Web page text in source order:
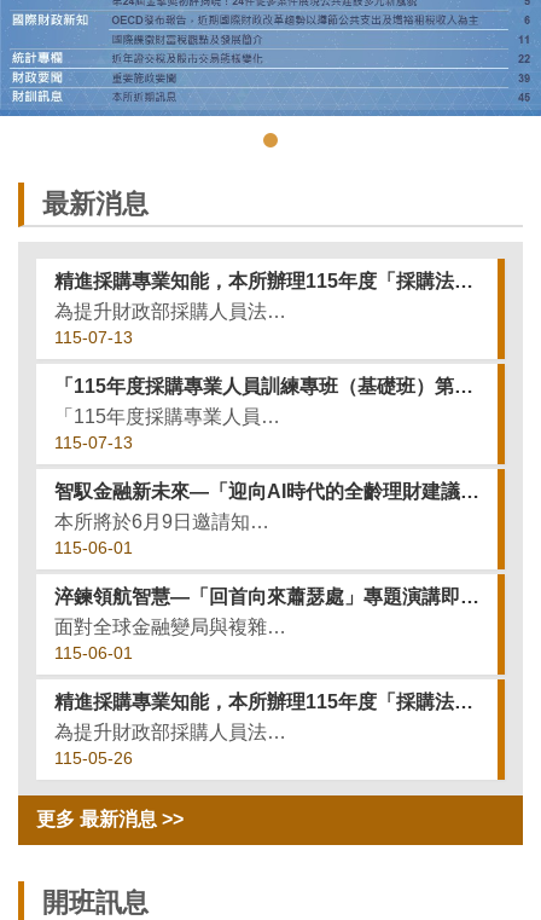
最新消息
精進採購專業知能，本所辦理115年度「採購法令與實務暨稽核技巧進階專題研習第3至4期」
為提升財政部採購人員法令實務與採購稽核專業素養，強化經驗交流及跨機關橫向聯繫，本所於6月12日下午邀請財政部採購稽核小組陳外聘稽核委員建良講授「政府採購法程序及實務案例研究」專題；7月3日下午邀請勞動...
115-07-13
「115年度採購專業人員訓練專班（基礎班）第2期」圓滿結訓，參訓學員取得及格證書比例達9成。
「115年度採購專業人員訓練專班（基礎班）第2期」培訓班期已順利結訓，並於115年6月8日舉行採購基礎人員測驗，以檢測參訓學員對政府採購法令與實務之學習成效。 本次參訓學員共計70人，全數準時到考。經...
115-07-13
智馭金融新未來—「迎向AI時代的全齡理財建議及防詐」專題演講即將舉行
本所將於6月9日邀請知名財經節目主持人夏韻芬老師，引領同仁強化全齡理財規劃能力，建立正確投資觀念，並傳授金融詐騙辨識與防範心法，在科技變局中守護財務安全，擁抱安定美好的未來。
115-06-01
淬鍊領航智慧—「回首向來蕭瑟處」專題演講即將登場
面對全球金融變局與複雜的行政挑戰，如何在壓力中保持定力並精進決策，是公務同仁的重要課題。本所將於6月5日特邀中央存款保險股份有限公司黃天牧董事長蒞臨，引領同仁從其深厚的金融監理公務歷練中，淬鍊職涯韌性...
115-06-01
精進採購專業知能，本所辦理115年度「採購法令與實務暨稽核技巧進階專題研習第1期」
為提升財政部採購人員法令實務與採購稽核專業素養，，強化經驗交流及跨機關橫向聯繫，本所於115年5月15日下午邀請財政部採購稽核小組張外聘稽核委員慶雲講授「工程及財物採購實務解析」專題。課程聚焦工程及財...
115-05-26
更多 最新消息 >>
開班訊息